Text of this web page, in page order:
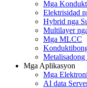
Mga
Elektrisidad
Hybrid nga
Multilayer
Mga MLCC
Mga Aplikasyon
Mga
AI data